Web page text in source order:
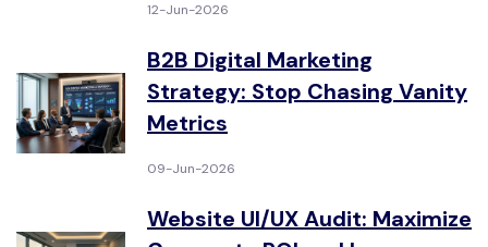
12-Jun-2026
B2B Digital Marketing
Strategy: Stop Chasing Vanity
Metrics
09-Jun-2026
Website UI/UX Audit: Maximize